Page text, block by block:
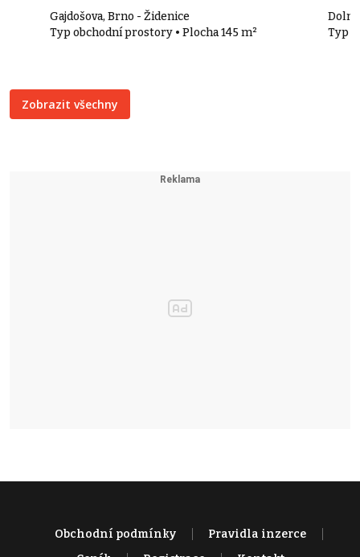
Gajdošova, Brno - Židenice
Typ obchodní prostory • Plocha 145 m²
Dolní
Typ
Zobrazit všechny
Obchodní podmínky
Pravidla inzerce